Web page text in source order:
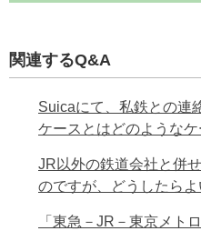
関連するQ&A
Suicaにて、私鉄との連
ケースとはどのようなケ
JR以外の鉄道会社と併
のですが、どうしたらよ
「東急－JR－東京メト